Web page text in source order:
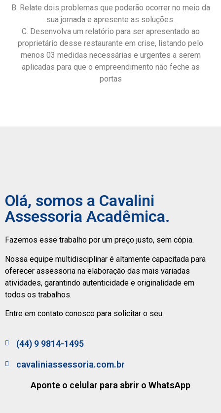
B. Relate dois problemas que poderão ocorrer no meio da
sua jornada e apresente as soluções.
C. Desenvolva um relatório para ser apresentado ao
proprietário desse restaurante em crise, listando pelo
menos 03 medidas necessárias e urgentes a serem
aplicadas para que o empreendimento não feche as
portas
Olá, somos a Cavalini
Assessoria Acadêmica.
Fazemos esse trabalho por um preço justo, sem cópia.
Nossa equipe multidisciplinar é altamente capacitada para
oferecer assessoria na elaboração das mais variadas
atividades, garantindo autenticidade e originalidade em
todos os trabalhos.
Entre em contato conosco para solicitar o seu.
(44) 9 9814-1495
cavaliniassessoria.com.br
Aponte o celular para abrir o WhatsApp